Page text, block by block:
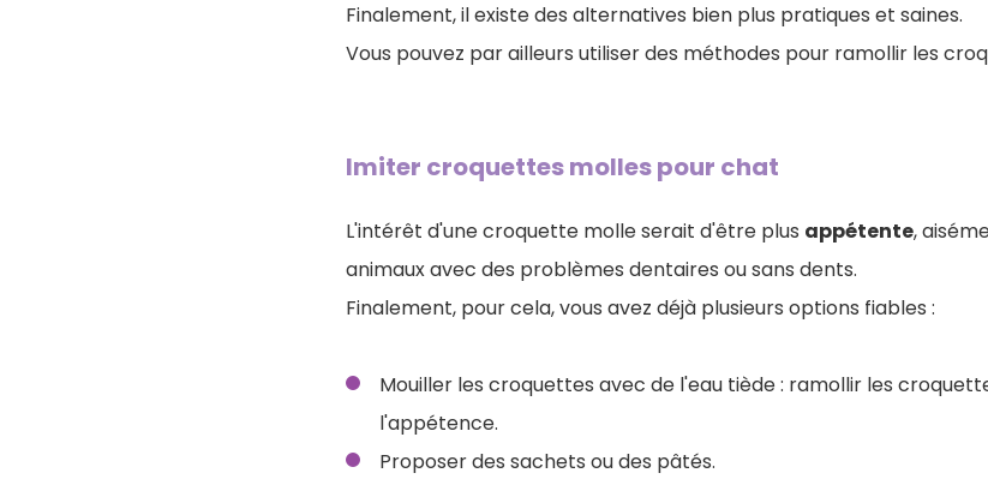
Finalement, il existe des alternatives bien plus pratiques et saines.
Vous pouvez par ailleurs utiliser des méthodes pour ramollir les
Imiter croquettes molles pour chat
L'intérêt d'une croquette molle serait d'être plus appétente,
animaux avec des problèmes dentaires ou sans dents.
Finalement, pour cela, vous avez déjà plusieurs options fiables :
Mouiller les croquettes avec de l'eau tiède : ramollir les
l'appétence.
Proposer des sachets ou des pâtés.